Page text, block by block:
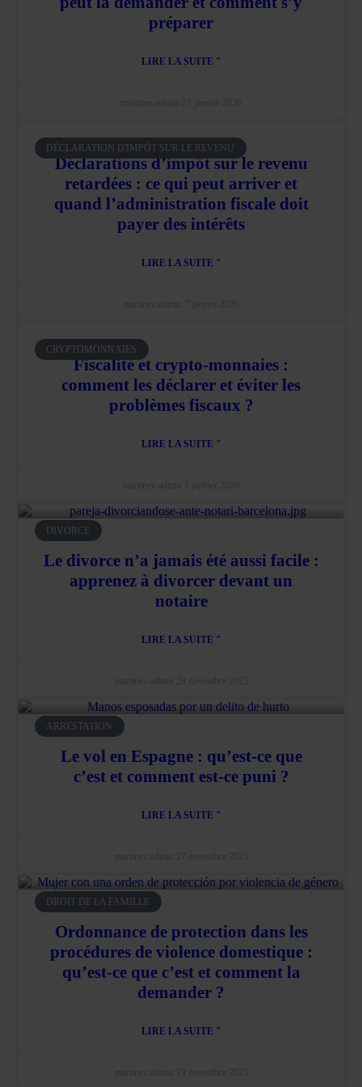
préparer
LIRE LA SUITE "
DÉCLARATION D'IMPÔT SUR LE REVENU
Déclarations d’impôt sur le revenu
retardées : ce qui peut arriver et
quand l’administration fiscale doit
payer des intérêts
LIRE LA SUITE "
CRYPTOMONNAIES
Fiscalité et crypto-monnaies :
comment les déclarer et éviter les
problèmes fiscaux ?
LIRE LA SUITE "
DIVORCE
Le divorce n’a jamais été aussi facile :
apprenez à divorcer devant un
notaire
LIRE LA SUITE "
ARRESTATION
Le vol en Espagne : qu’est-ce que
c’est et comment est-ce puni ?
LIRE LA SUITE "
DROIT DE LA FAMILLE
Ordonnance de protection dans les
procédures de violence domestique :
qu’est-ce que c’est et comment la
demander ?
LIRE LA SUITE "